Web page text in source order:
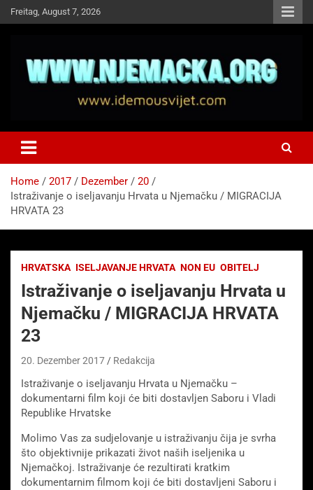
Skip
to
Freitag, August 7, 2026
Idemo u Svijet-Njemacka!
Home 2017 Dezember
20
Istraživanje o iseljavanju Hrvata u Njemačku / MIGRACIJA
HRVATA 23
HRVATSKA ISELJAVANJE HRVATA NON EU OBITELJ
Istraživanje o iseljavanju Hrvata u
Njemačku / MIGRACIJA HRVATA
23
20. Dezember 2017 Redakcija
Istraživanje o iseljavanju Hrvata u Njemačku –
dokumentarni film koji će biti dostavljen Saboru i Vladi
Republike Hrvatske
Molimo Vas za sudjelovanje u istraživanju čija je svrha
što objektivnije prikazati život naših iseljenika u
Njemačkoj. Istraživanje će rezultirati kratkim
dokumentarnim filmom koji će biti dostavljeni Saboru i